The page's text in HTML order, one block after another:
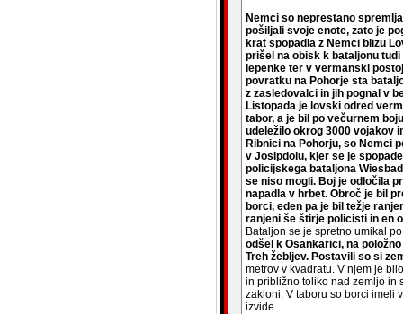
Nemci so neprestano
pošiljali svoje enote, zato je
krat spopadla z Nemci blizu
prišel na obisk k bataljonu
lepenke ter v vermanski
povratku na Pohorje sta
z zasledovalci in jih pognal v
Listopada je lovski odred
tabor, a je bil po večurnem
udeležilo okrog 3000 vojakov
Ribnici na Pohorju, so Nemci
v Josipdolu, kjer se je
policijskega bataljona
se niso mogli. Boj je odločila
napadla v hrbet. Obroč je bil
borci, eden pa je bil težje
ranjeni še štirje policisti in en
Bataljon se je spretno umikal
odšel k Osankarici, na
Treh žebljev. Postavili so si
metrov v kvadratu. V njem je
in približno toliko nad zemljo in
zakloni. V taboru so borci imeli
izvide.